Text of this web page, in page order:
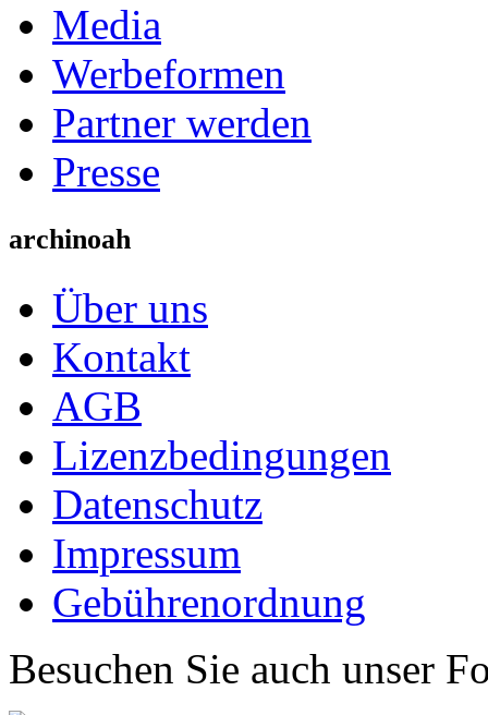
Media
Werbeformen
Partner werden
Presse
archinoah
Über uns
Kontakt
AGB
Lizenzbedingungen
Datenschutz
Impressum
Gebührenordnung
Besuchen Sie auch unser